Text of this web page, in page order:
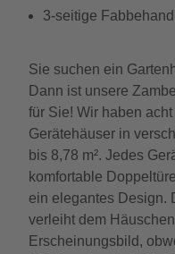
3-seitige
Sie suchen ein
Dann ist unsere
für Sie! Wir haben
Gerätehäuser in
bis 8,78 m². Jedes
komfortable
ein elegantes Design.
verleiht dem
Erscheinungsbild,